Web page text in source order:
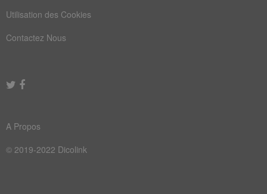
conformation
domination
Utilisation des Cookies
Contactez Nous
A Propos
© 2019-2022 Dicolink